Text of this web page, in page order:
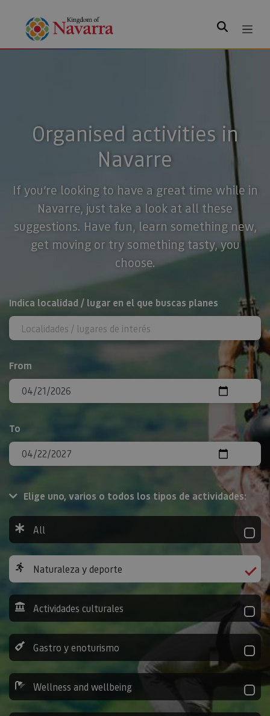
Search
Organised activities in
Navarre
If you’re looking to have a great time while in
Navarre, just take a look at all these
suggestions. Have fun, learn something new,
get moving or try something tasty, you
choose.
Search
Indica localidad / lugar en el que buscas planes
From
To
Elige uno, varios o todos los tipos de actividades:
All
Naturaleza y deporte
Actividades culturales
Gastro y enoturismo
Wellness and wellbeing